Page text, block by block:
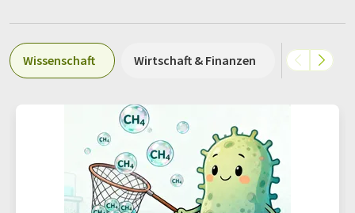
Wissenschaft Wirtschaft & Finanzen Politik &